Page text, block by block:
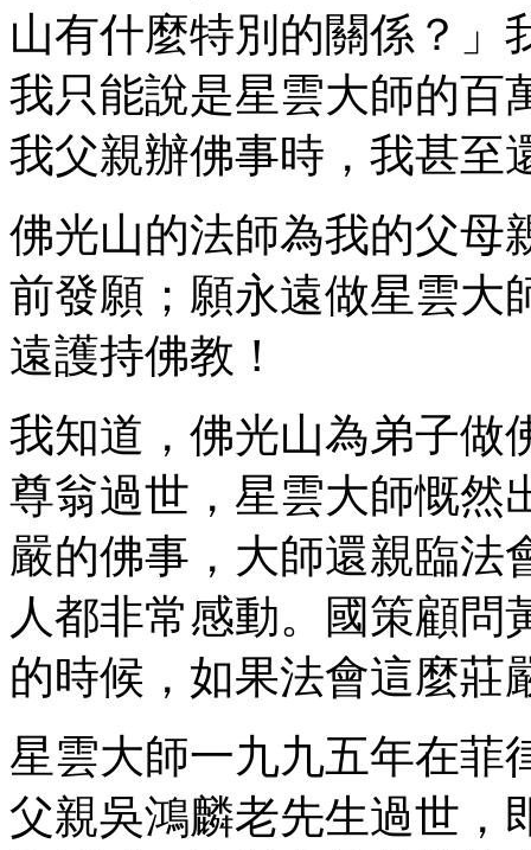
山有什麼特別的關係？」
我只能說是星雲大師的百
我父親辦佛事時，我甚至
佛光山的法師為我的父母
前發願；願永遠做星雲大
遠護持佛教！
我知道，佛光山為弟子做
尊翁過世，星雲大師慨然
嚴的佛事，大師還親臨法
人都非常感動。國策顧問
的時候，如果法會這麼莊
星雲大師一九九五年在菲
父親吳鴻麟老先生過世，